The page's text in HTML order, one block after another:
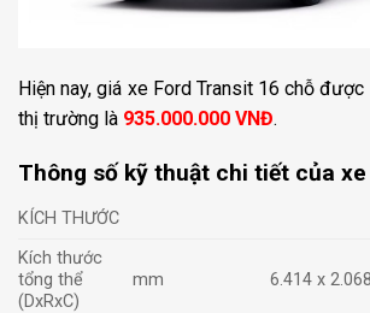
Hiện nay, giá xe Ford Transit 16 chỗ
thị trường là 935.000.000 VNĐ.
Thông số kỹ thuật chi tiết của
KÍCH THƯỚC
Kích thước
tổng thể
(DxRxC)
mm 6.414 x